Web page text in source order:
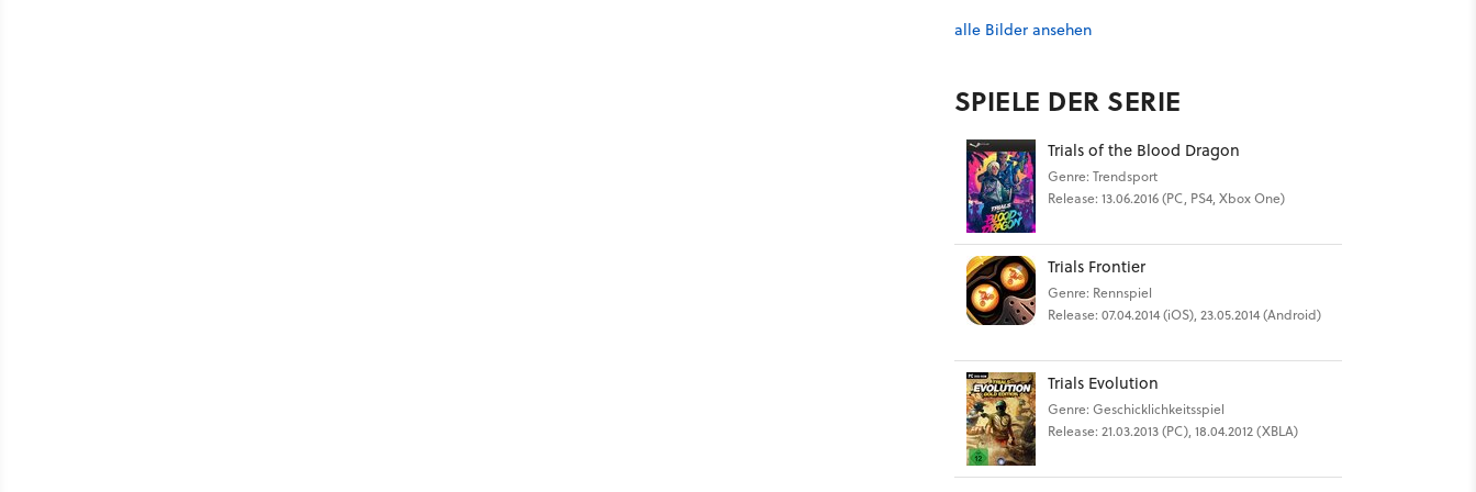
alle Bilder ansehen
SPIELE DER SERIE
Trials of the Blood Dragon
Genre: Trendsport
Release: 13.06.2016 (PC, PS4, Xbox One)
Trials Frontier
Genre: Rennspiel
Release: 07.04.2014 (iOS), 23.05.2014 (Android)
Trials Evolution
Genre: Geschicklichkeitsspiel
Release: 21.03.2013 (PC), 18.04.2012 (XBLA)